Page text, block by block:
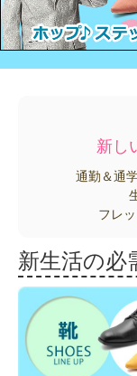
新し
通勤＆通
フレ
新生活の必